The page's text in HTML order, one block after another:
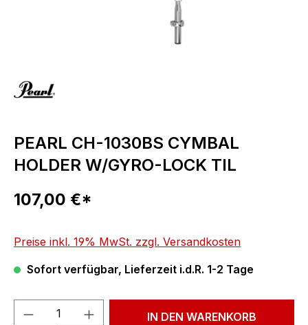
PEARL CH-1030BS CYMBAL
HOLDER W/GYRO-LOCK TIL
Regulärer Preis:
107,00 €*
Preise inkl. 19% MwSt. zzgl. Versandkosten
Sofort verfügbar, Lieferzeit i.d.R. 1-2 Tage
Produkt Anzahl: Gib denIN DEN WARENKORB